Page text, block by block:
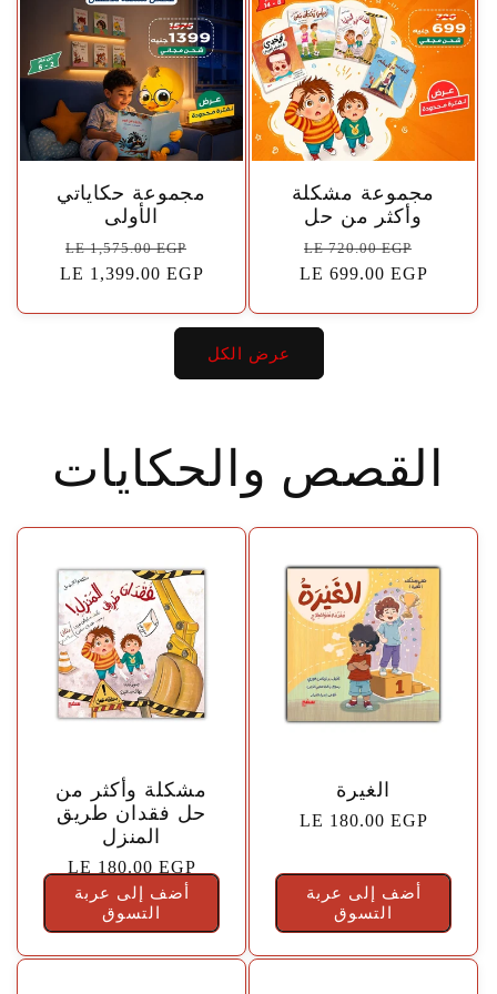
مجموعة حكاياتي
الأولى
السعر
الاعتيادي
LE 1,575.00 EGP
البيعLE 1,399.00 EGP
مجموعة مشكلة
وأكثر من حل
السعر
الاعتيادي
LE 720.00 EGP
البيعLE 699.00 EGP
عرض الكل
القصص والحكايات
🤍
مشكلة وأكثر من
حل فقدان طريق
المنزل
السعر
الاعتيادي
LE 180.00 EGP
أضف إلى عربة
التسوق
الغيرة
السعر
LE 180.00 EGP
أضف إلى عربة
التسوق